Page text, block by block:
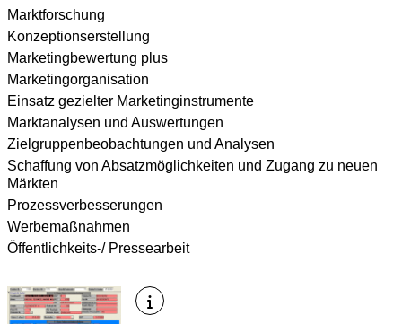
Marktforschung
Konzeptionserstellung
Marketingbewertung plus
Marketingorganisation
Einsatz gezielter Marketinginstrumente
Marktanalysen und Auswertungen
Zielgruppenbeobachtungen und Analysen
Schaffung von Absatzmöglichkeiten und Zugang zu neuen
Märkten
Prozessverbesserungen
Werbemaßnahmen
Öffentlichkeits-/ Pressearbeit